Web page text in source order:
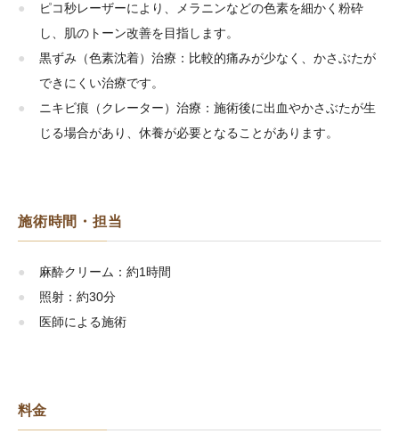
ピコ秒レーザーにより、メラニンなどの色素を細かく粉砕
し、肌のトーン改善を目指します。
黒ずみ（色素沈着）治療：比較的痛みが少なく、かさぶたが
できにくい治療です。
ニキビ痕（クレーター）治療：施術後に出血やかさぶたが生
じる場合があり、休養が必要となることがあります。
施術時間・担当
麻酔クリーム：約1時間
照射：約30分
医師による施術
料金